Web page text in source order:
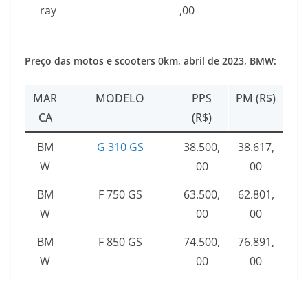
ray
,00
Preço das motos e scooters 0km, abril de 2023, BMW:
MAR
CA
MODELO
PPS
(R$)
PM (R$)
BM
W
G 310 GS
38.500,
00
38.617,
00
BM
W
F 750 GS
63.500,
00
62.801,
00
BM
W
F 850 GS
74.500,
00
76.891,
00